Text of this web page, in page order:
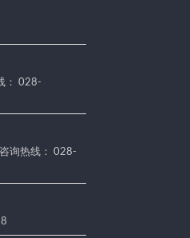
： 028-
咨询热线： 028-